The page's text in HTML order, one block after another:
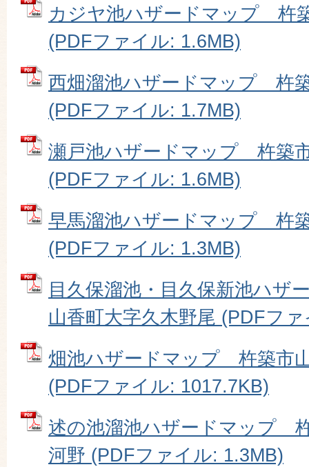
カジヤ池ハザードマップ 杵
(PDFファイル: 1.6MB)
西畑溜池ハザードマップ 杵
(PDFファイル: 1.7MB)
瀬戸池ハザードマップ 杵築
(PDFファイル: 1.6MB)
早馬溜池ハザードマップ 杵
(PDFファイル: 1.3MB)
目久保溜池・目久保新池ハ
山香町大字久木野尾 (PDFフ
畑池ハザードマップ 杵築市
(PDFファイル: 1017.7KB)
述の池溜池ハザードマップ
河野 (PDFファイル: 1.3MB)